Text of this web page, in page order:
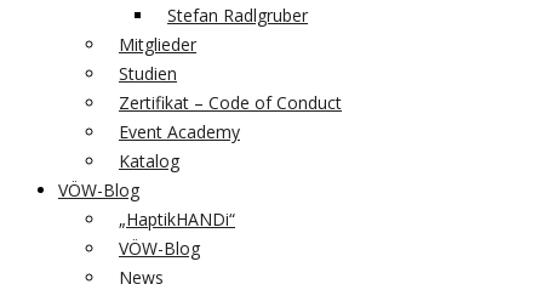
Stefan Radlgruber
Mitglieder
Studien
Zertifikat – Code of Conduct
Event Academy
Katalog
VÖW-Blog
„HaptikHANDi“
VÖW-Blog
News